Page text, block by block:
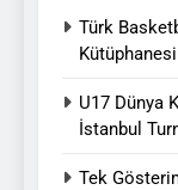
Türk
Kütüphanesi
U17 Dünya
İstanbul
Tek